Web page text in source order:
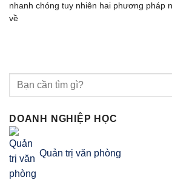
nhanh chóng tuy nhiên hai phương pháp
về
DOANH NGHIỆP HỌC
Quản trị văn phòng